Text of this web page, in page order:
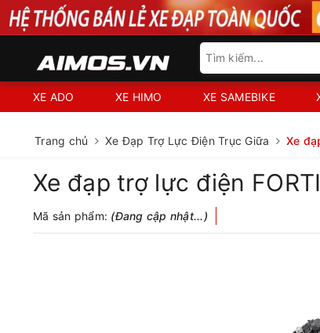
XE ADO XE HIMO XE SAMEBIKE
Trang chủ Xe Đạp Trợ Lực Điện Trục Giữa Xe
Xe đạp trợ lực điện
Mã sản phẩm: (Đang cập nhật...)